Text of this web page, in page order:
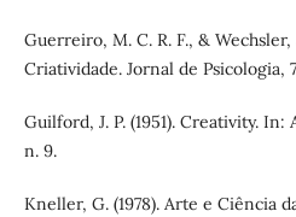
Guerreiro, M. C. R. F., & Wechsler,
Criatividade. Jornal de Psicologia,
Guilford, J. P. (1951). Creativity. In:
n. 9.
Kneller, G. (1978). Arte e Ciência